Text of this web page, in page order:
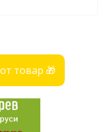
товар 🎁